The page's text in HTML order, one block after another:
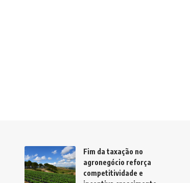
Fim da taxação no
agronegócio reforça
competitividade e